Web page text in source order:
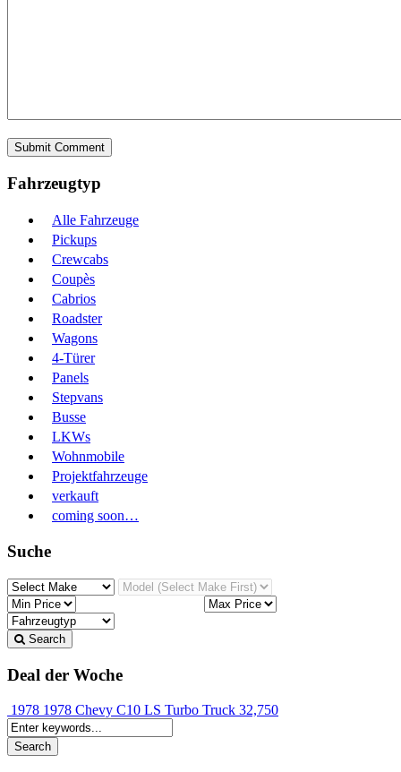
Fahrzeugtyp
Alle Fahrzeuge
Pickups
Crewcabs
Coupès
Cabrios
Roadster
Wagons
4-Türer
Panels
Stepvans
Busse
LKWs
Wohnmobile
Projektfahrzeuge
verkauft
coming soon…
Suche
Search
Deal der Woche
1978 1978 Chevy C10 LS Turbo Truck 32,750